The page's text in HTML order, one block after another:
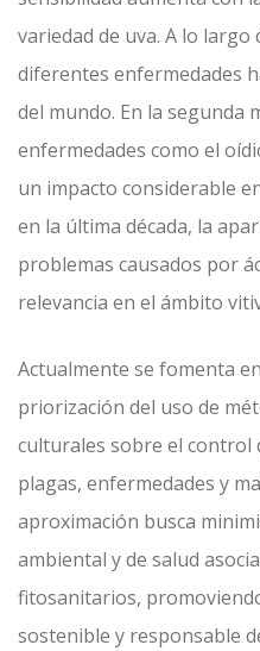
variedad de uva. A lo largo
diferentes enfermedades
del mundo. En la segunda
enfermedades como el
un impacto considerable
en la última década, la
problemas causados por
relevancia en el ámbito
Actualmente se fomenta
priorización del uso de
culturales sobre el control
plagas, enfermedades y
aproximación busca
ambiental y de salud
fitosanitarios,
sostenible y responsable